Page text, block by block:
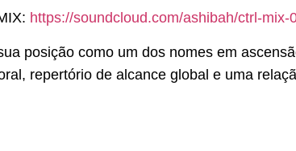
https://soundcloud.com/ashibah/ctrl-mix-
posição como um dos nomes em
repertório de alcance global e uma